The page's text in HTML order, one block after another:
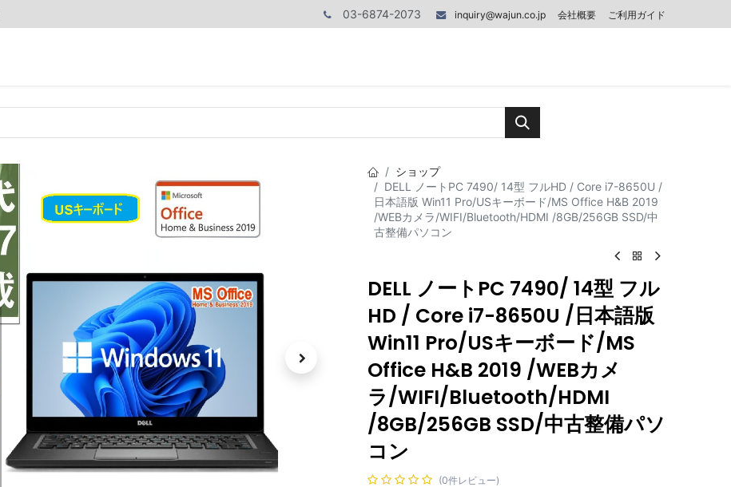
03-6874-2073 inquiry@wajun.co.jp 会社概要 ご利用ガイド
ショップ
DELL ノートPC 7490/ 14型 フルHD / Core i7-8650U /
日本語版 Win11 Pro/USキーボード/MS Office H&B 2019
/WEBカメラ/WIFI/Bluetooth/HDMI /8GB/256GB SSD/中
古整備パソコン
DELL ノートPC 7490/ 14型 フル
HD / Core i7-8650U /日本語版
Win11 Pro/USキーボード/MS
Office H&B 2019 /WEBカメ
ラ/WIFI/Bluetooth/HDMI
/8GB/256GB SSD/中古整備パソ
コン
(0件レビュー)